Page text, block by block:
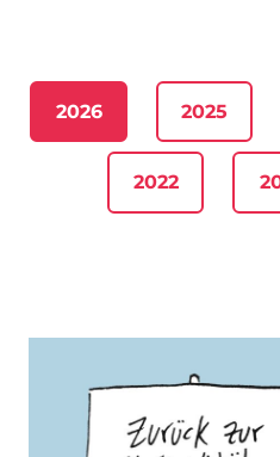
2026 2025
2022